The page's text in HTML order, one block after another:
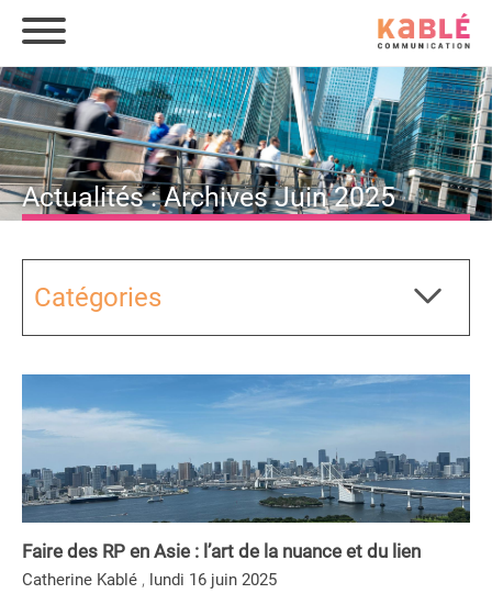
Actualités : Archives Juin 2025
Catégories
Faire des RP en Asie : l’art de la nuance et du lien
Catherine Kablé , lundi 16 juin 2025